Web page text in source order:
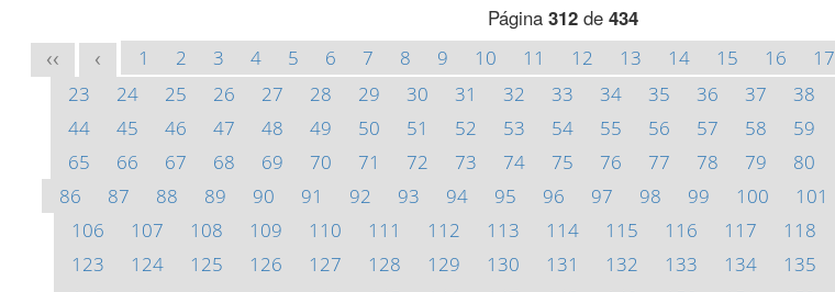
Página 312de 434
<< < 1 2 3 4 5 6 7 8 9 10 11 12 13 14 15 16 17
23
24 25 26 27 28 29 30 31 32 33 34 35 36 37 38
44
45 46 47 48 49 50 51 52 53 54 55 56 57 58 59
65
66 67 68 69 70 71 72 73 74 75 76 77 78 79 80
86
87 88 89 90 91 92 93 94 95 96 97 98 99 100 101
106
107 108 109 110 111 112 113 114 115 116 117 118
123
124 125 126 127 128 129 130 131 132 133 134 135